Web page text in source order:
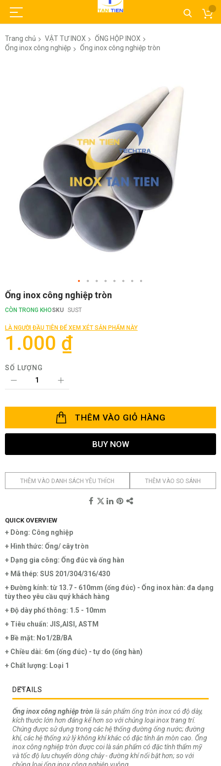
Trang chủ VẬT TƯ INOX
ỐNG HỘP INOX
Ống inox công nghiệp
Ống inox công nghiệp tròn
Chuyển
đến
phần
của
thư
hình
Ống inox công nghiệp tròn
CÒN TRONG KHOSKU SUST
LÀ NGƯỜI ĐẦU TIÊN ĐỂ XEM XÉT SẢN PHẨM NÀY
1.000 ₫
SỐ LƯỢNG
THÊM VÀO GIỎ HÀNG
BUY NOW
THÊM VÀO DANH SÁCH YÊU THÍCH THÊM VÀO SO SÁNH
QUICK OVERVIEW
+ Dòng: Công nghiệp
+ Hình thức: Ống/ cây tròn
+ Dạng gia công: Ống đúc và ống hàn
+ Mã thép: SUS 201/304/316/430
+ Đường kính: từ 13.7 - 610mm (ống đúc) - Ống inox hàn: đa dạng
tùy theo yêu cầu quý khách hàng
+ Độ dày phổ thông: 1.5 - 10mm
+ Tiêu chuẩn: JIS,AISI, ASTM
+ Bề mặt: No1/2B/BA
+ Chiều dài: 6m (ống đúc) - tự do (ống hàn)
+ Chất lượng: Loại 1
DETAILS
Ống inox công nghiệp tròn là sản phẩm ống tròn inox có độ dày,
kích thước lớn hơn đáng kể hơn so với chủng loại inox trang trí.
Chúng được sử dụng trong các hệ thống đường ống nước; đường
khí, các hệ thống xử lý không khí khác có đặc tính ăn mòn cao. Ống
inox công nghiệp tròn được coi là sản phẩm có đặc tính thẩm mỹ
và tốc độ lưu chuyển dòng chảy - đường khí nổi bật hơn; so với
chủng loại ống inox công nghiệp vuông.